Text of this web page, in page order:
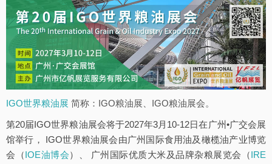
IGO世界粮油展 简称：IGO粮油展、IGO粮油展会。
第20届IGO世界粮油展会将于2027年3月10-12日在广州•广交会展
馆举行， IGO世界粮油展会由广州国际食用油及橄榄油产业博览
会（IOE油博会）、 广州国际优质大米及品牌杂粮展览会（IRE